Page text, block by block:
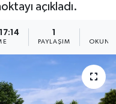
açıkladı.
PAYLAŞIM